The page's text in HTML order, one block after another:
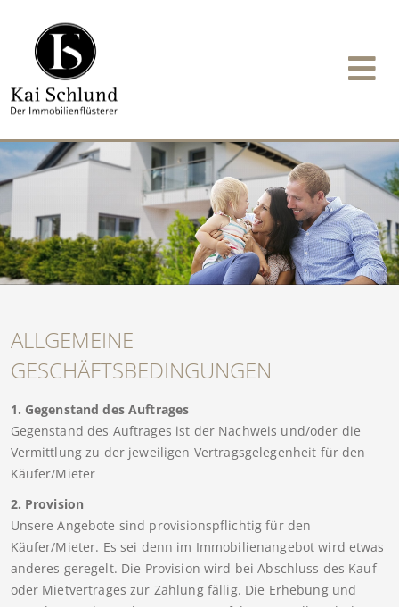
ALLGEMEINE
GESCHÄFTSBEDINGUNGEN
1. Gegenstand des Auftrages
Gegenstand des Auftrages ist der Nachweis und/oder die
Vermittlung zu der jeweiligen Vertragsgelegenheit für den
Käufer/Mieter
2. Provision
Unsere Angebote sind provisionspflichtig für den
Käufer/Mieter. Es sei denn im Immobilienangebot wird etwas
anderes geregelt. Die Provision wird bei Abschluss des Kauf-
oder Mietvertrages zur Zahlung fällig. Die Erhebung und